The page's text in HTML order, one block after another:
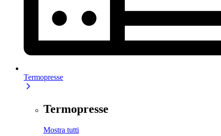
Termopresse
Termopresse
Mostra tutti